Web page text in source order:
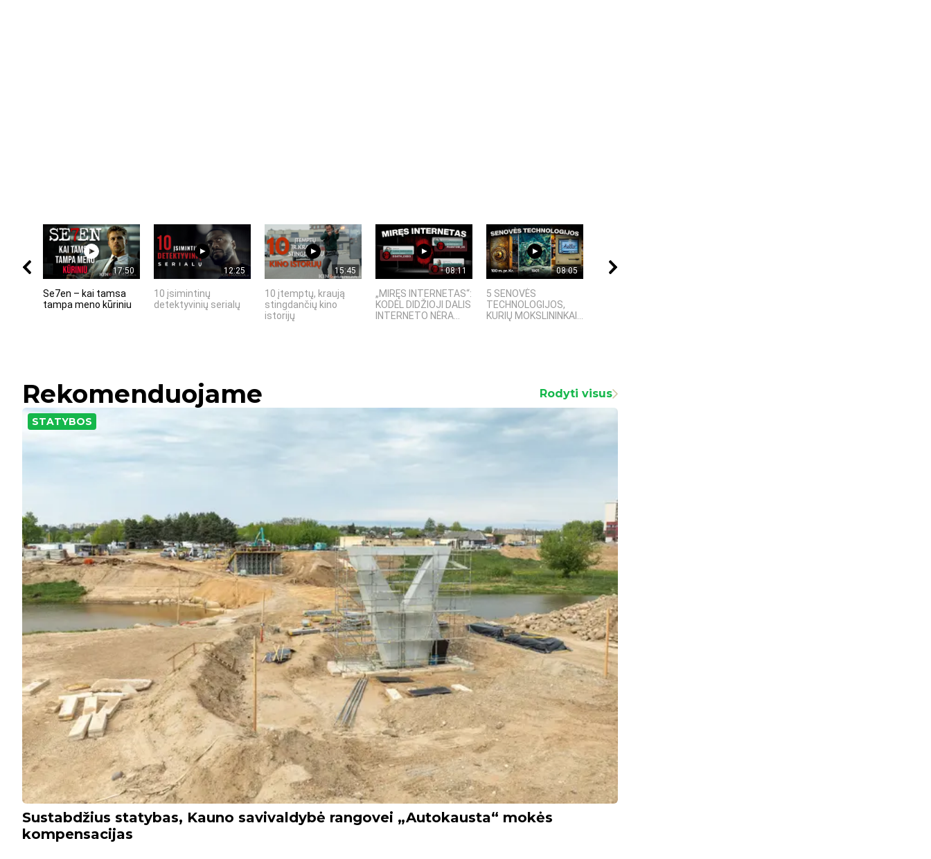
17:50
Se7en – kai tamsa
tampa meno kūriniu
12:25
10 įsimintinų
detektyvinių serialų
15:45
10 įtemptų, kraują
stingdančių kino
istorijų
08:11
„MIRĘS INTERNETAS“:
KODĖL DIDŽIOJI DALIS
INTERNETO NĖRA...
08:05
5 SENOVĖS
TECHNOLOGIJOS,
KURIŲ MOKSLININKAI...
Rekomenduojame Rodyti visus
STATYBOS
Sustabdžius statybas, Kauno savivaldybė rangovei „Autokausta“ mokės
kompensacijas